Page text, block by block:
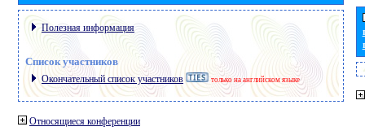
Полезная информация
Список участников
Окончательный список участников только на английском языке
Относящиеся конференции